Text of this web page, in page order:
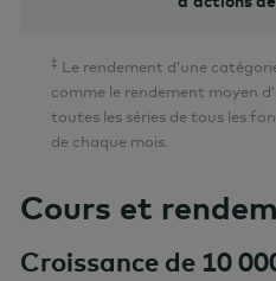
‡ Le rendement d’une
comme le rendement moyen
toutes les séries de tous les
de chaque mois.
Cours et
Croissance de 10